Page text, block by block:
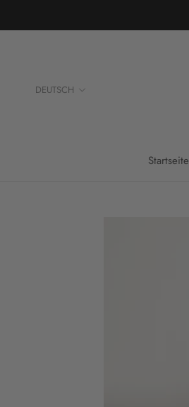
Startseite
Sprache
DEUTSCH